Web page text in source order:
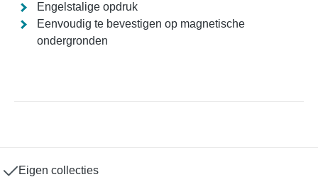
Engelstalige opdruk
Eenvoudig te bevestigen op magnetische
ondergronden
Eigen collecties